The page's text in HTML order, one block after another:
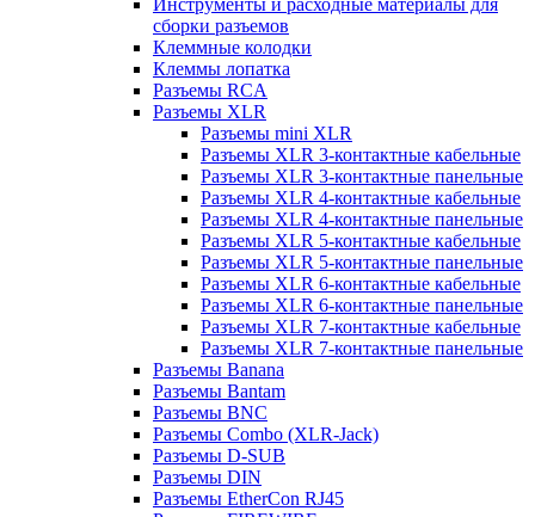
Инструменты и расходные материалы для
сборки разъемов
Клеммные колодки
Клеммы лопатка
Разъемы RCA
Разъемы XLR
Разъемы mini XLR
Разъемы XLR 3-контактные кабельные
Разъемы XLR 3-контактные панельные
Разъемы XLR 4-контактные кабельные
Разъемы XLR 4-контактные панельные
Разъемы XLR 5-контактные кабельные
Разъемы XLR 5-контактные панельные
Разъемы XLR 6-контактные кабельные
Разъемы XLR 6-контактные панельные
Разъемы XLR 7-контактные кабельные
Разъемы XLR 7-контактные панельные
Разъемы Banana
Разъемы Bantam
Разъемы BNC
Разъемы Combo (XLR-Jack)
Разъемы D-SUB
Разъемы DIN
Разъемы EtherCon RJ45